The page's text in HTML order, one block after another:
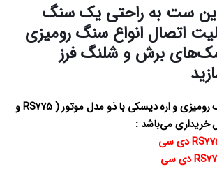
این ست به راحتی یک سنگ
اتصال انواع سنگ رومیزی
برش و شلنگ فرز
مجموعه ساخت سنگ رومیزی و اره دیسکی با ذو مدل موتور ( RS775 و